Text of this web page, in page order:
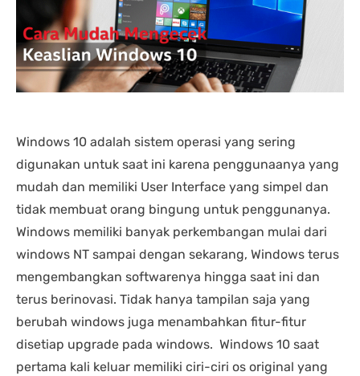
yang lain.
laptopnya banyak
banyak pilihan.
saran untuk
juga oke banget.
angkut 1 unit
dipastikan terbaik
dibandingkan tempat lain...
salesnya juga friendly
banget... saya dilayani
dengan mbak kiki...
memuaskan sekali
Windows 10 adalah sistem operasi yang sering
digunakan untuk saat ini karena penggunaanya yang
mudah dan memiliki User Interface yang simpel dan
tidak membuat orang bingung untuk penggunanya.
Windows memiliki banyak perkembangan mulai dari
windows NT sampai dengan sekarang, Windows terus
mengembangkan softwarenya hingga saat ini dan
terus berinovasi. Tidak hanya tampilan saja yang
berubah windows juga menambahkan fitur-fitur
disetiap upgrade pada windows. Windows 10 saat
pertama kali keluar memiliki ciri-ciri os original yang